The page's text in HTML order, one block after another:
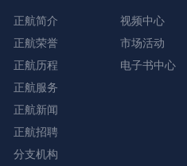
正航简介
正航荣誉
正航历程
正航服务
正航新闻
正航招聘
分支机构
视频中心
市场活动
电子书中心